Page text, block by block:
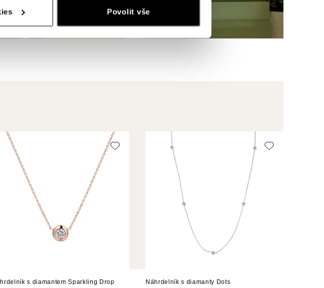
Povolit vše
s diamantem Sparkling Drop Náhrdelník s diamanty Dots